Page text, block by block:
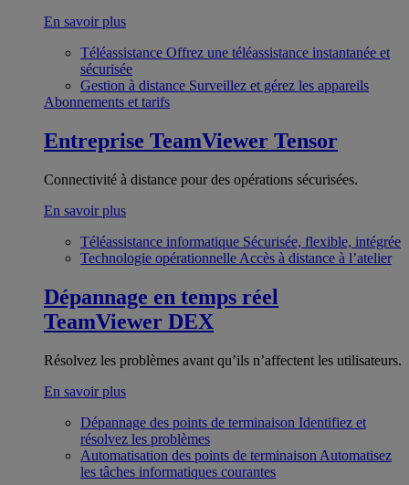
En savoir plus
Téléassistance Offrez une téléassistance instantanée et
sécurisée
Gestion à distance Surveillez et gérez les appareils
Abonnements et tarifs
Entreprise TeamViewer Tensor
Connectivité à distance pour des opérations sécurisées.
En savoir plus
Téléassistance informatique Sécurisée, flexible, intégrée
Technologie opérationnelle Accès à distance à l’atelier
Dépannage en temps réel
TeamViewer DEX
Résolvez les problèmes avant qu’ils n’affectent les utilisateurs.
En savoir plus
Dépannage des points de terminaison Identifiez et
résolvez les problèmes
Automatisation des points de terminaison Automatisez
les tâches informatiques courantes